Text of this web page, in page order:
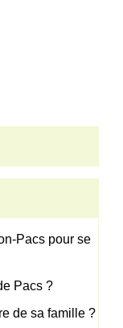
Pacs pour se
Pacs ?
de sa famille ?